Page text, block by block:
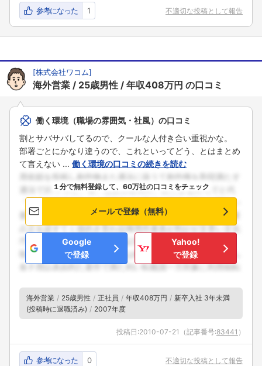
フォローしました
こちらの企業もフォローしませんか？
参考になった 1 不適切な投稿として報告
[株式会社ワコム]
海外営業 25歳男性 年収408万円 の口コミ
働く環境（職場の雰囲気・社風）の口コミ
割とサバサバしてるので、クールな人付き合い重視かな。
部署ごとにかなり違うので、これといってどう、とはまとめ
て言えない ... 働く環境の口コミの続きを読む
１分で無料登録して、60万社の口コミをチェック
メールで登録（無料）
Google
で登録
Yahoo!
で登録
海外営業 25歳男性 正社員 年収408万円
新卒入社 3年未満
(投稿時に退職済み)
2007年度
投稿日:2010-07-21 （記事番号:83441 ）
参考になった 0 不適切な投稿として報告